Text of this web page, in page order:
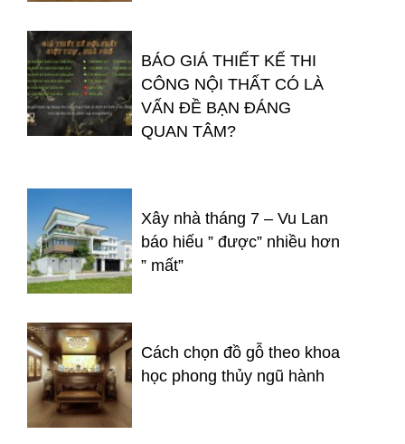
BÁO GIÁ THIẾT KẾ THI
CÔNG NỘI THẤT CÓ LÀ
VẤN ĐỀ BẠN ĐÁNG
QUAN TÂM?
Xây nhà tháng 7 – Vu Lan
báo hiếu ” được” nhiều hơn
” mất”
Cách chọn đồ gỗ theo khoa
học phong thủy ngũ hành